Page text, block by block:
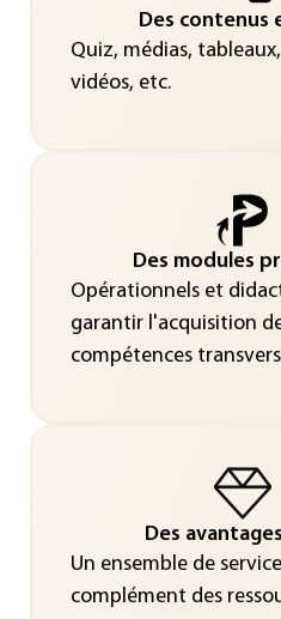
Des contenus
Quiz, médias,
vidéos, etc.
Des modules
Opérationnels et
garantir l'acquisition
compétences
Des
Un ensemble de
complément des